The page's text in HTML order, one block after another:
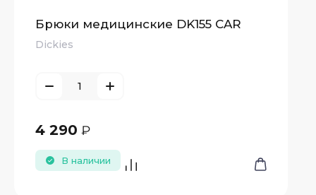
Брюки медицинские DK155 CAR
Dickies
4 290 ₽
В наличии